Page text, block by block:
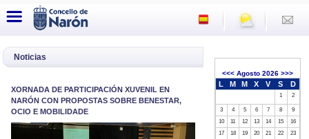
Noticias
XORNADA DE PARTICIPACIÓN XUVENIL EN
NARÓN CON PROPOSTAS SOBRE BENESTAR,
OCIO E MOBILIDADE
<<<Agosto 2026 >>>
L M M X V S D
1 2
3 4 5 6 7 8
9
10
11 12 13 14 15
16
17
18 19 20 21 22
23